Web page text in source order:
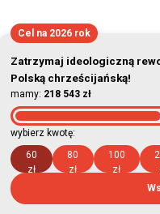
Cel na 2026 rok
Zatrzymaj ideologiczną
Polską chrześcijańską!
mamy: 218 543 zł
wybierz kwotę:
60
zł
80
zł
100
zł